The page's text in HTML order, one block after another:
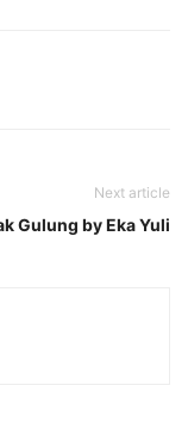
Next article
Gulung by Eka Yuli